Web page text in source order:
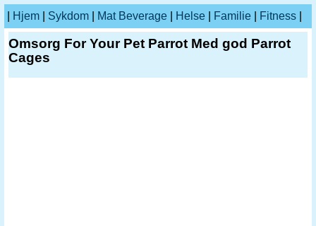
Hjem Sykdom Mat Beverage Helse Familie Fitness
Omsorg For Your Pet Parrot Med god Parrot
Cages